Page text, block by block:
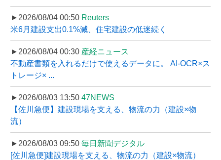
►2026/08/04 00:50 Reuters
米6月建設支出0.1%減、住宅建設の低迷続く
►2026/08/04 00:30 産経ニュース
不動産書類を入れるだけで使えるデータに。 AI-OCR×ス
トレージ× ...
►2026/08/03 13:50 47NEWS
【佐川急便】建設現場を支える、物流の力（建設×物
流）
►2026/08/03 09:50 毎日新聞デジタル
[佐川急便]建設現場を支える、物流の力（建設×物流）